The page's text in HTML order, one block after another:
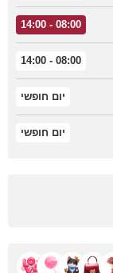
08:00 - 14:00
08:00 - 14:00
יום חופשי
יום חופשי